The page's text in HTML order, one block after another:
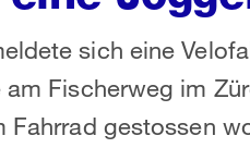
sich eine
Fischerweg im
gestossen